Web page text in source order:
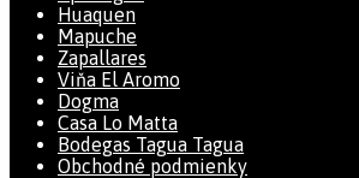
Huaquen
Mapuche
Zapallares
Viňa El Aromo
Dogma
Casa Lo Matta
Bodegas Tagua Tagua
Obchodné podmienky